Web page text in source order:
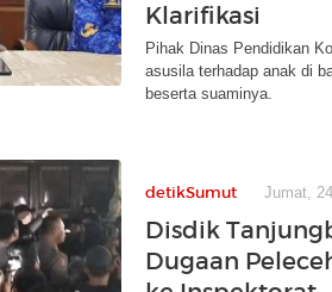
Klarifikasi
Pihak Dinas Pendidikan
asusila terhadap anak di
beserta suaminya.
detikSumut Jumat,
Disdik
Dugaan